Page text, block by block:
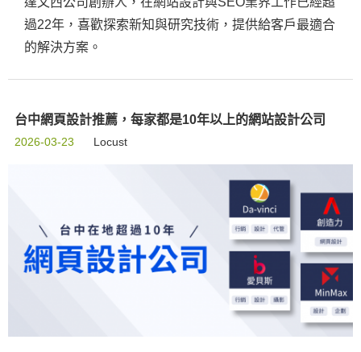
過22年，喜歡探索新知與研究技術，提供給客戶最適合
的解決方案。
台中網頁設計推薦，每家都是10年以上的網站設計公司
2026-03-23 Locust